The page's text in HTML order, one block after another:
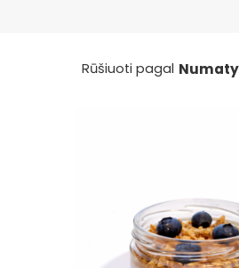
Rūšiuoti pagal